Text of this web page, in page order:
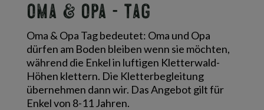
Oma & Opa – Tag
Oma & Opa Tag bedeutet: Oma und Opa
dürfen am Boden bleiben wenn sie möchten,
während die Enkel in luftigen Kletterwald-
Höhen klettern. Die Kletterbegleitung
übernehmen dann wir. Das Angebot gilt für
Enkel von 8-11 Jahren.